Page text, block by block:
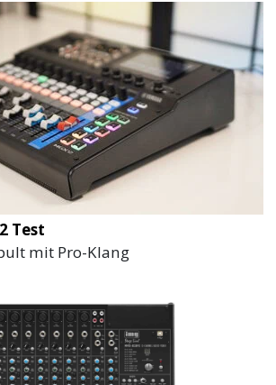
Test
mit Pro-Klang